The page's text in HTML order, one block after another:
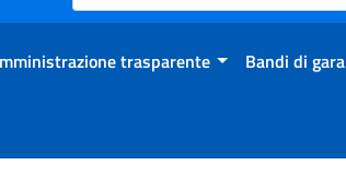
trasparente Bandi di gara